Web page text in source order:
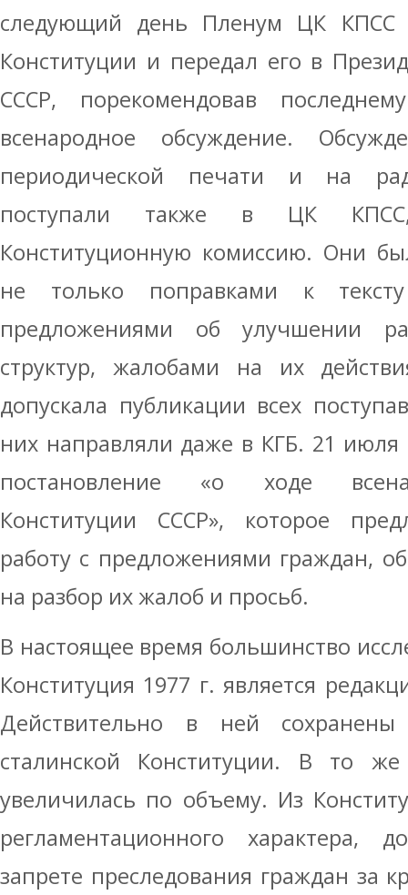
следующий день Пленум ЦК КПСС
Конституции и передал его в
СССР, порекомендовав
всенародное обсуждение.
периодической печати и на
поступали также в ЦК
Конституционную комиссию. Они
не только поправками к
предложениями об улучшении
структур, жалобами на их
допускала публикации всех
них направляли даже в КГБ. 21
постановление «о ходе
Конституции СССР», которое
работу с предложениями граждан,
на разбор их жалоб и просьб.
В настоящее время большинство
Конституция 1977 г. является
Действительно в ней
сталинской Конституции. В то
увеличилась по объему. Из
регламентационного характера,
запрете преследования граждан за